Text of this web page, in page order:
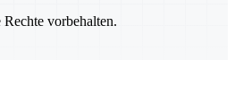
vorbehalten.